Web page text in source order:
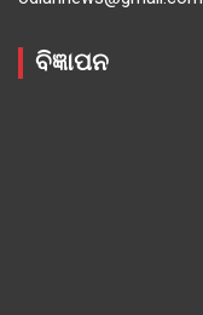
ବିଜ୍ଞାପନ